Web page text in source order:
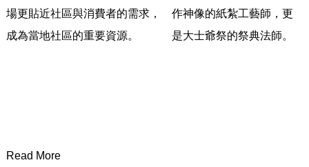
場更貼近社區與消費者的需求，
成為當地社區的重要資源。
Read More
作神像的紙紮工藝師，更
是大士爺祭的祭典法師。